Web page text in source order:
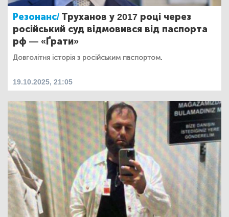
Резонанс/ Труханов у 2017 році через
російський суд відмовився від паспорта
рф — «Ґрати»
Довголітня історія з російським паспортом.
19.10.2025, 21:05